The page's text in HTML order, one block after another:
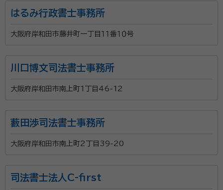
はるみ行政書士事務所
大阪府岸和田市藤井町一丁目１１番１０号
川口博文司法書士事務所
大阪府岸和田市南上町1丁目46-12
藪田渉司法書士事務所
大阪府岸和田市南上町2丁目39-20
司法書士法人C-first